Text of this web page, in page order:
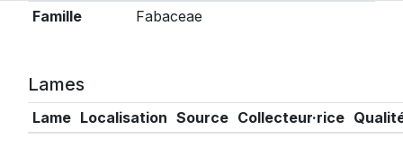
Famille Fabaceae
Lames
Lame Localisation Source Collecteur·rice